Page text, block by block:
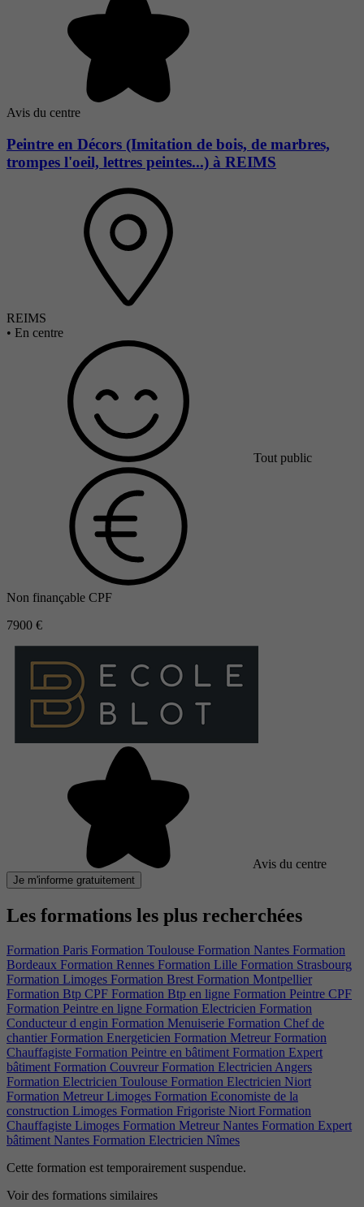
Avis du centre
Peintre en Décors (Imitation de bois, de marbres,
trompes l'oeil, lettres peintes...) à REIMS
REIMS
• En centre
Tout public
Non finançable CPF
7900 €
Avis du centre
Je m'informe gratuitement
Les formations les plus recherchées
Formation Paris Formation Toulouse Formation Nantes Formation
Bordeaux Formation Rennes Formation Lille Formation Strasbourg
Formation Limoges Formation Brest Formation Montpellier
Formation Btp CPF Formation Btp en ligne Formation Peintre CPF
Formation Peintre en ligne Formation Electricien Formation
Conducteur d engin Formation Menuiserie Formation Chef de
chantier Formation Energeticien Formation Metreur Formation
Chauffagiste Formation Peintre en bâtiment Formation Expert
bâtiment Formation Couvreur Formation Electricien Angers
Formation Electricien Toulouse Formation Electricien Niort
Formation Metreur Limoges Formation Economiste de la
construction Limoges Formation Frigoriste Niort Formation
Chauffagiste Limoges Formation Metreur Nantes Formation Expert
bâtiment Nantes Formation Electricien Nîmes
Cette formation est temporairement suspendue.
Voir des formations similaires